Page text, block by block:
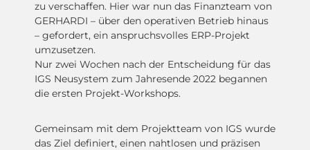
zu verschaffen. Hier war nun das Finanzteam von
GERHARDI – über den operativen Betrieb hinaus
– gefordert, ein anspruchsvolles ERP-Projekt
umzusetzen.
Nur zwei Wochen nach der Entscheidung für das
IGS Neusystem zum Jahresende 2022 begannen
die ersten Projekt-Workshops.
Gemeinsam mit dem Projektteam von IGS wurde
das Ziel definiert, einen nahtlosen und präzisen